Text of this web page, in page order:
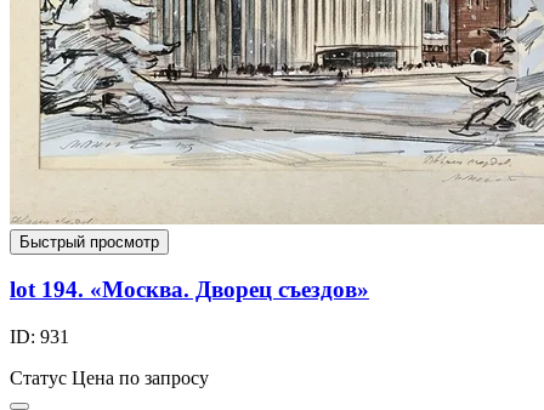
Быстрый просмотр
lot 194. «Москва. Дворец съездов»
ID: 931
Статус Цена по запросу